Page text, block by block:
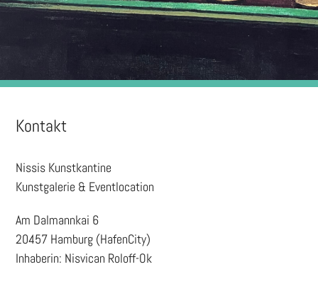
Kontakt
Nissis Kunstkantine
Kunstgalerie & Eventlocation
Am Dalmannkai 6
20457 Hamburg (HafenCity)
Inhaberin: Nisvican Roloff-Ok